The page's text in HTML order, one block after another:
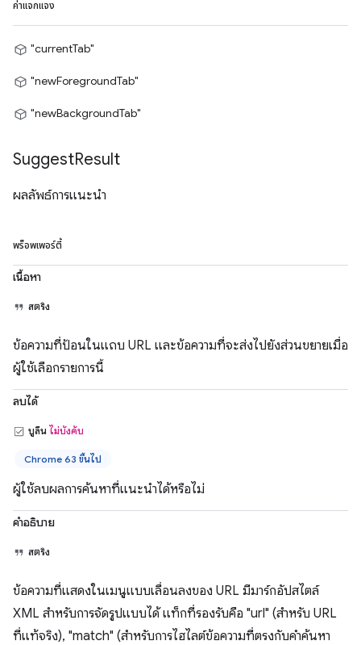
ค่าแจกแจง
"currentTab"
"newForegroundTab"
"newBackgroundTab"
SuggestResult
ผลลัพธ์การแนะนำ
พร็อพเพอร์ตี้
เนื้อหา
สตริง
ข้อความที่ป้อนในแถบ URL และข้อความที่จะส่งไปยังส่วนขยายเมื่อ
ผู้ใช้เลือกรายการนี้
ลบได้
บูลีน ไม่บังคับ
Chrome 63 ขึ้นไป
ผู้ใช้ลบผลการค้นหาที่แนะนำได้หรือไม่
คำอธิบาย
สตริง
ข้อความที่แสดงในเมนูแบบเลื่อนลงของ URL มีมาร์กอัปสไตล์
XML สำหรับการจัดรูปแบบได้ แท็กที่รองรับคือ "url" (สำหรับ URL
ที่แท้จริง), "match" (สำหรับการไฮไลต์ข้อความที่ตรงกับคำค้นหา